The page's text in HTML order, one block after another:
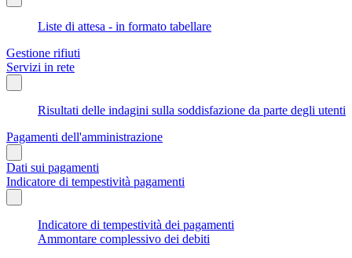
Liste di attesa - in formato tabellare
Gestione rifiuti
Servizi in rete
Risultati delle indagini sulla soddisfazione da parte degli utenti
Pagamenti dell'amministrazione
Dati sui pagamenti
Indicatore di tempestività pagamenti
Indicatore di tempestività dei pagamenti
Ammontare complessivo dei debiti